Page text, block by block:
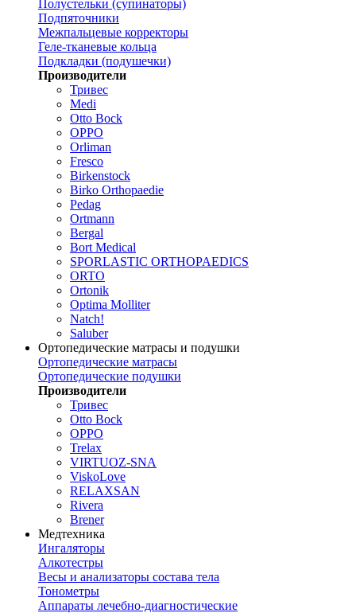
Полустельки (супинаторы)
Подпяточники
Межпальцевые корректоры
Геле-тканевые кольца
Подкладки (подушечки)
Производители
Тривес
Medi
Otto Bock
OPPO
Orliman
Fresco
Birkenstock
Birko Orthopaedie
Pedag
Ortmann
Bergal
Bort Medical
SPORLASTIC ORTHOPAEDICS
ORTO
Ortonik
Optima Molliter
Natch!
Saluber
Ортопедические матрасы и подушки
Ортопедические матрасы
Ортопедические подушки
Производители
Тривес
Otto Bock
OPPO
Trelax
VIRTUOZ-SNA
ViskoLove
RELAXSAN
Rivera
Brener
Медтехника
Ингаляторы
Алкотестры
Весы и анализаторы состава тела
Тонометры
Аппараты лечебно-диагностические